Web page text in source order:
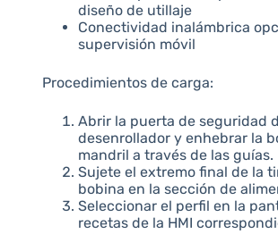
diseño de utillaje
Conectividad inalámbrica
supervisión móvil
Procedimientos de carga:
Abrir la puerta de seguridad
desenrollador y enhebrar la
mandril a través de las guías.
Sujete el extremo final de la
bobina en la sección de
Seleccionar el perfil en la
recetas de la HMI